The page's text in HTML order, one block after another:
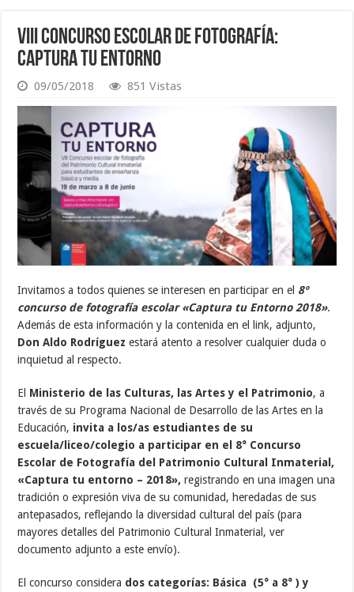
VIII Concurso Escolar de Fotografía:
Captura tu Entorno
09/05/2018 851 Vistas
Invitamos a todos quienes se interesen en participar en el 8º
concurso de fotografía escolar «Captura tu Entorno 2018».
Además de esta información y la contenida en el link, adjunto,
Don Aldo Rodríguez estará atento a resolver cualquier duda o
inquietud al respecto.
El Ministerio de las Culturas, las Artes y el Patrimonio, a
través de su Programa Nacional de Desarrollo de las Artes en la
Educación, invita a los/as estudiantes de su
escuela/liceo/colegio a participar en el 8° Concurso
Escolar de Fotografía del Patrimonio Cultural Inmaterial,
«Captura tu entorno – 2018», registrando en una imagen una
tradición o expresión viva de su comunidad, heredadas de sus
antepasados, reflejando la diversidad cultural del país (para
mayores detalles del Patrimonio Cultural Inmaterial, ver
documento adjunto a este envío).
El concurso considera dos categorías: Básica (5° a 8° ) y